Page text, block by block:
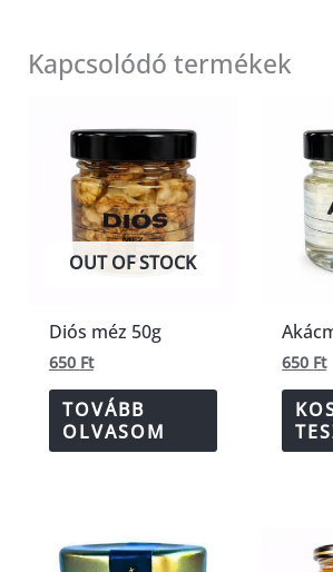
Kapcsolódó termékek
OUT OF STOCK
Diós méz 50g
650 Ft
TOVÁBB
OLVASOM
650 Ft